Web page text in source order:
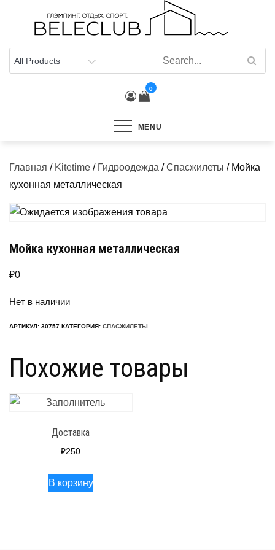
0
MENU
Главная / Kitetime / Гидроодежда /Спасжилеты / Мойка
кухонная металлическая
Мойка кухонная металлическая
₽0
Нет в наличии
АРТИКУЛ: 30757 КАТЕГОРИЯ: СПАСЖИЛЕТЫ
Похожие товары
Доставка
₽250
В корзину